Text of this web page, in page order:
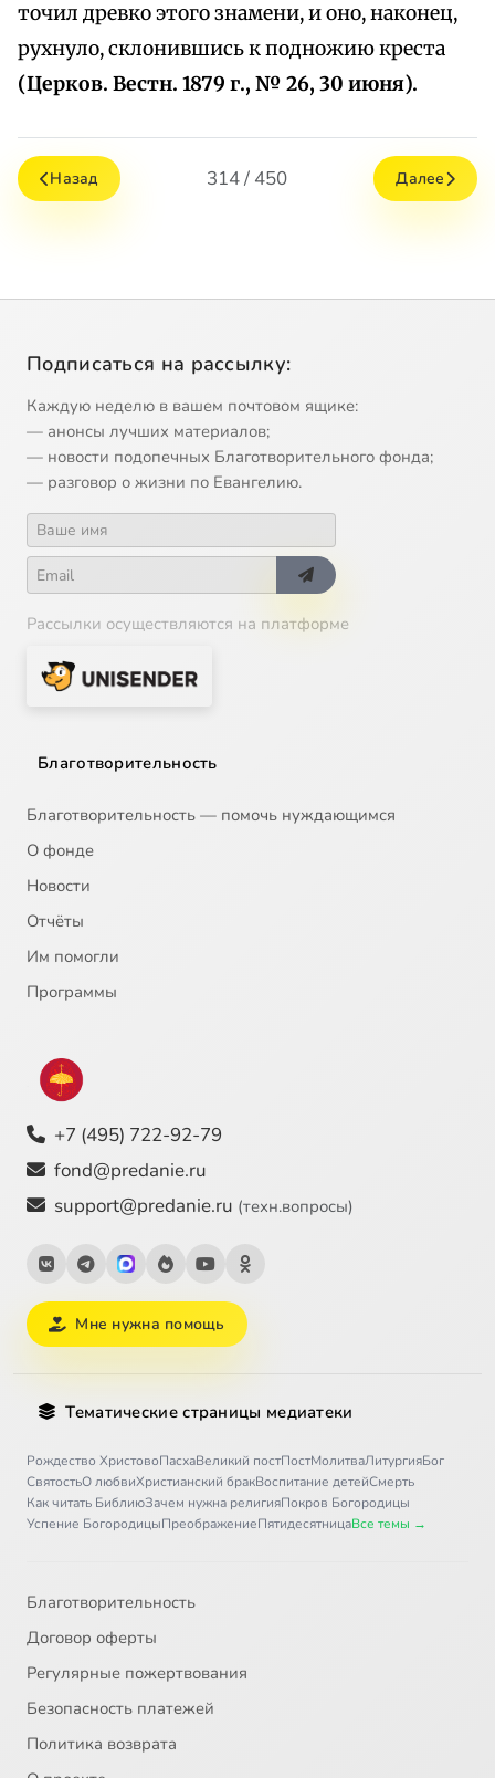
точил древко этого знамени, и оно, наконец,
рухнуло, склонившись к подножию креста
(Церков. Вестн. 1879 г., № 26, 30 июня).
Назад 314 / 450 Далее
Подписаться на рассылку:
Каждую неделю в вашем почтовом ящике:
— анонсы лучших материалов;
— новости подопечных Благотворительного фонда;
— разговор о жизни по Евангелию.
Рассылки осуществляются на платформе
Благотворительность
Благотворительность — помочь нуждающимся
О фонде
Новости
Отчёты
Им помогли
Программы
+7 (495) 722-92-79
fond@predanie.ru
support@predanie.ru (техн.вопросы)
Мне нужна помощь
Тематические страницы медиатеки
Рождество ХристовоПасхаВеликий постПостМолитваЛитургияБог
СвятостьО любвиХристианский бракВоспитание детейСмерть
Как читать БиблиюЗачем нужна религияПокров Богородицы
Успение БогородицыПреображениеПятидесятницаВсе темы →
Благотворительность
Договор оферты
Регулярные пожертвования
Безопасность платежей
Политика возврата